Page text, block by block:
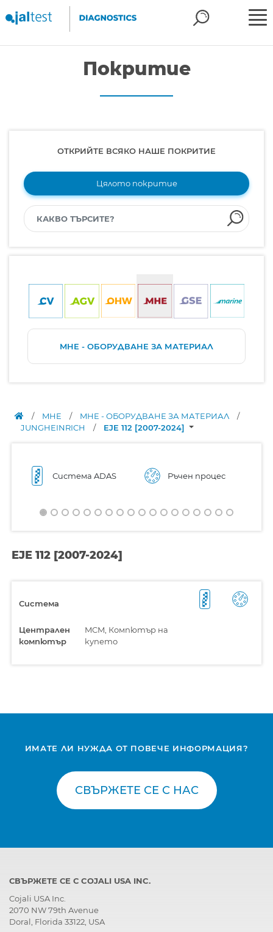
Покритие
ОТКРИЙТЕ ВСЯКО НАШЕ ПОКРИТИЕ
Цялото покритие
MHE - ОБОРУДВАНЕ ЗА МАТЕРИАЛ
/ MHE / MHE - ОБОРУДВАНЕ ЗА МАТЕРИАЛ
/
JUNGHEINRICH
/ EJE 112 [2007-2024]
Система ADAS Ръчен процес
EJE 112 [2007-2024]
Система
Централен
компютър
MCM, Компютър на
купето
ИМАТЕ ЛИ НУЖДА ОТ ПОВЕЧЕ ИНФОРМАЦИЯ?
СВЪРЖЕТЕ СЕ С НАС
СВЪРЖЕТЕ СЕ С COJALI USA INC.
Cojali USA Inc.
2070 NW 79th Avenue
Doral, Florida 33122, USA